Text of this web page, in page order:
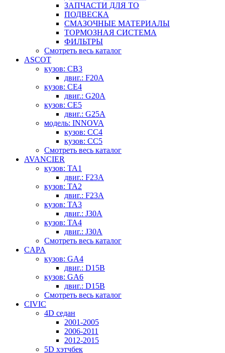
ЗАПЧАСТИ ДЛЯ ТО
ПОДВЕСКА
СМАЗОЧНЫЕ МАТЕРИАЛЫ
ТОРМОЗНАЯ СИСТЕМА
ФИЛЬТРЫ
Смотреть весь каталог
ASCOT
кузов: CB3
двиг.: F20A
кузов: CE4
двиг.: G20A
кузов: CE5
двиг.: G25A
модель: INNOVA
кузов: CC4
кузов: CC5
Смотреть весь каталог
AVANCIER
кузов: TA1
двиг.: F23A
кузов: TA2
двиг.: F23A
кузов: TA3
двиг.: J30A
кузов: TA4
двиг.: J30A
Смотреть весь каталог
CAPA
кузов: GA4
двиг.: D15B
кузов: GA6
двиг.: D15B
Смотреть весь каталог
CIVIC
4D седан
2001-2005
2006-2011
2012-2015
5D хэтчбек